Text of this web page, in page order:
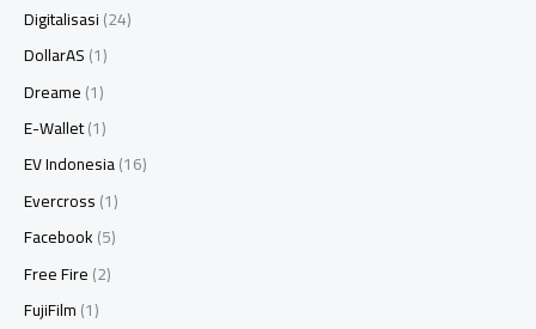
Digitalisasi(24)
DollarAS(1)
Dreame(1)
E-Wallet(1)
EV Indonesia(16)
Evercross(1)
Facebook(5)
Free Fire(2)
FujiFilm(1)